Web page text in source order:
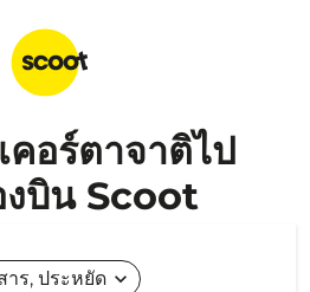
คอร์ตาจาติไป
งบิน Scoot
าร, ประหยัด expand_more